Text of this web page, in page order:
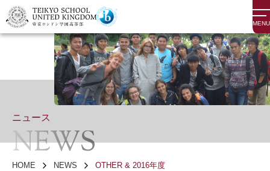
MENU
ニュース
NEWS
HOME NEWS OTHER & 2016年度